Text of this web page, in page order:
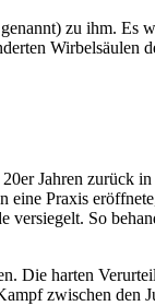
zu ihm.
Jahren zurück
Praxis
So
Die harten
zwischen den